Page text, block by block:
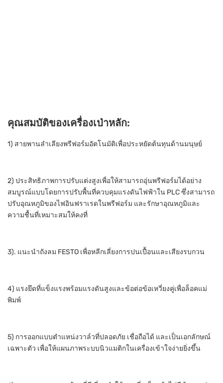
คุณสมบัติของเครื่องเป่าหลัก:
1) สายพานลำเลียงพรีฟอร์มอัตโนมัติเพื่อประหยัดต้นทุนด้านมนุษย์
2) ประสิทธิภาพการปรับแต่งสูงเพื่อให้สามารถอุ่นพรีฟอร์มได้อย่าง
สมบูรณ์แบบโดยการปรับพื้นที่ควบคุมแรงดันไฟฟ้าใน PLC ซึ่งสามารถ
ปรับอุณหภูมิของไฟอินฟราเรดในพรีฟอร์ม และรักษาอุณหภูมิและ
ความชื้นที่เหมาะสมให้คงที่
3). แนะนำถังลม FESTO เพื่อหลีกเลี่ยงการปนเปื้อนและเสียงรบกวน
4) แรงยึดที่แข็งแรงพร้อมแรงดันสูงและข้อต่อข้อเหวี่ยงคู่เพื่อล็อคแม่
พิมพ์
5) การออกแบบตำแหน่งวาล์วที่ปลอดภัย เชื่อถือได้ และเป็นเอกลักษณ์
เฉพาะตัว เพื่อให้แผนภาพระบบนิวแมติกในเครื่องเข้าใจง่ายยิ่งขึ้น